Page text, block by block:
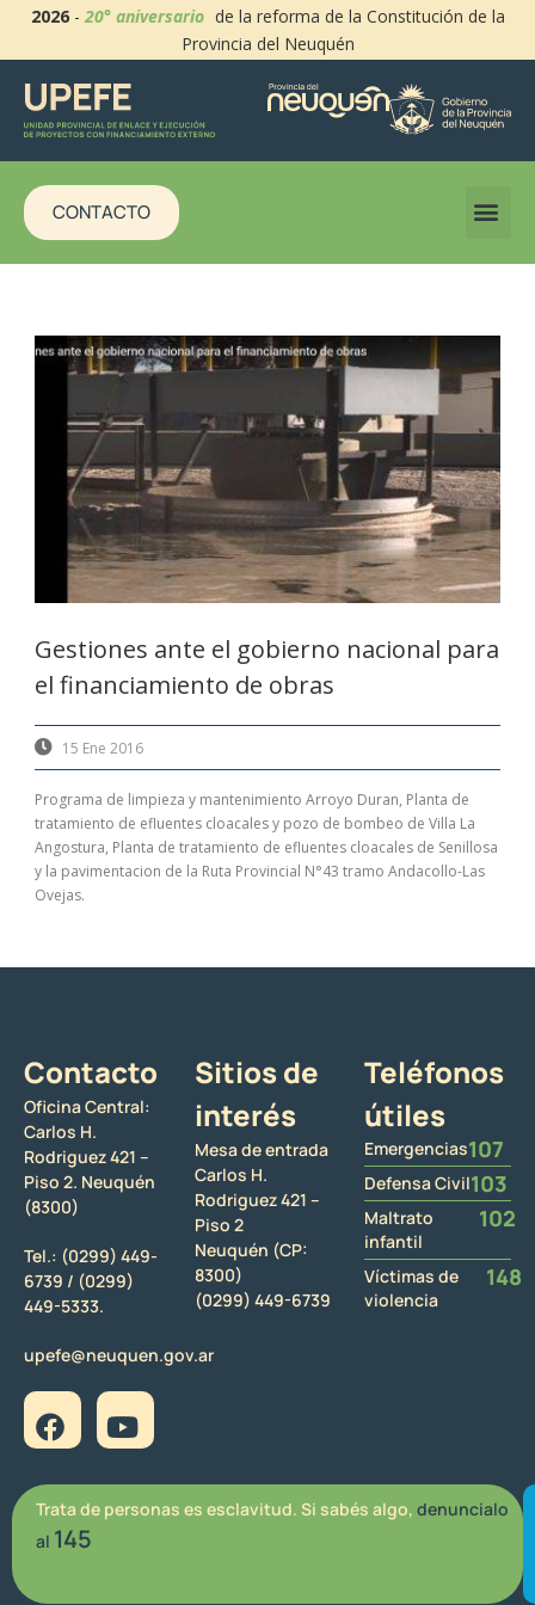
2026-20° aniversario de la reforma de la Constitución de la
Provincia del Neuquén
CONTACTO
Gestiones ante el gobierno nacional para
el financiamiento de obras
15 Ene 2016
Programa de limpieza y mantenimiento Arroyo Duran, Planta de
tratamiento de efluentes cloacales y pozo de bombeo de Villa La
Angostura, Planta de tratamiento de efluentes cloacales de Senillosa
y la pavimentacion de la Ruta Provincial N°43 tramo Andacollo-Las
Ovejas.
Contacto
Oficina Central:
Carlos H.
Rodriguez 421 –
Piso 2. Neuquén
(8300)
Tel.: (0299) 449-
6739 / (0299)
449-5333.
upefe@neuquen.gov.ar
Sitios de
interés
Mesa de entrada
Carlos H.
Rodriguez 421 –
Piso 2
Neuquén (CP:
8300)
(0299) 449-6739
Teléfonos
útiles
Emergencias107
Defensa Civil103
Maltrato
infantil
102
Víctimas de
violencia
148
Trata de personas es esclavitud. Si sabés algo, denuncialo
al 145